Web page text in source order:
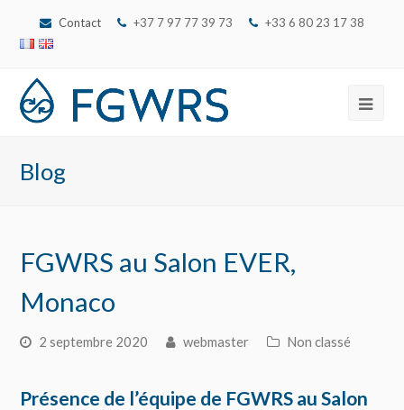
Contact +37 7 97 77 39 73 ‭+33 6 80 23 17 38‬
Blog
FGWRS au Salon EVER,
Monaco
2 septembre 2020 webmaster Non classé
Présence de l’équipe de FGWRS au Salon